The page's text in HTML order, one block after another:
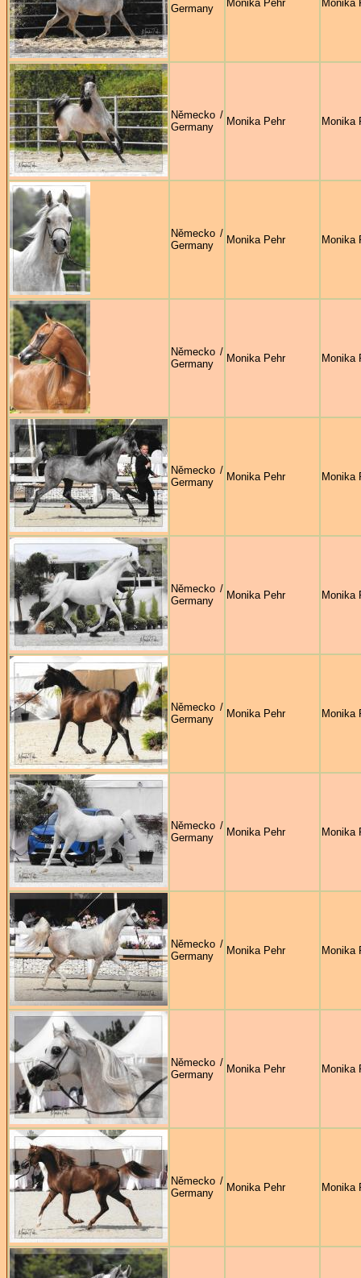
Germany
Monika Pehr Monika
Německo /
Germany
Monika Pehr Monika
Německo /
Germany
Monika Pehr Monika
Německo /
Germany
Monika Pehr Monika
Německo /
Germany
Monika Pehr Monika
Německo /
Germany
Monika Pehr Monika
Německo /
Germany
Monika Pehr Monika
Německo /
Germany
Monika Pehr Monika
Německo /
Germany
Monika Pehr Monika
Německo /
Germany
Monika Pehr Monika
Německo /
Germany
Monika Pehr Monika